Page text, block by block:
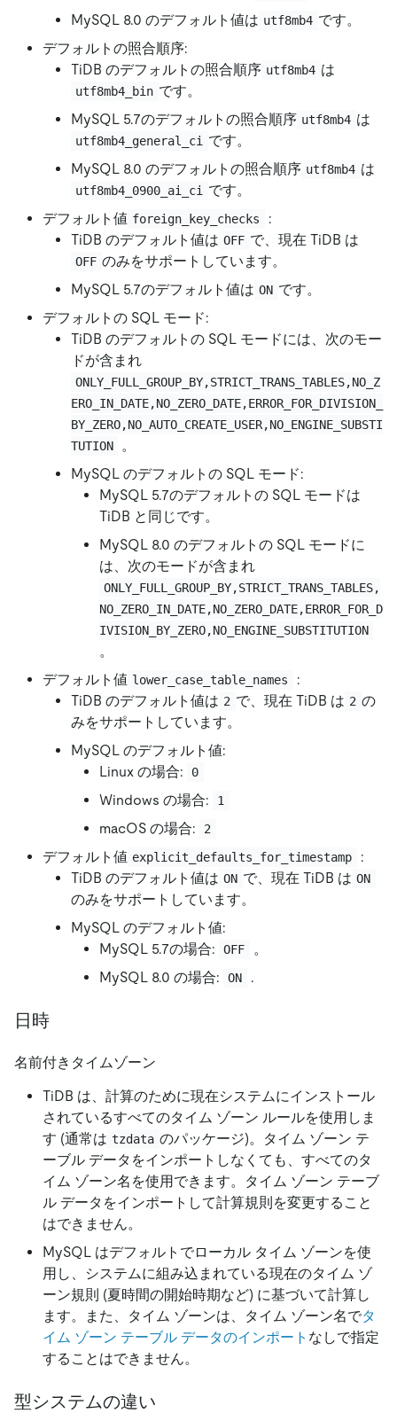
MySQL 8.0 のデフォルト値は utf8mb4 です。
デフォルトの照合順序:
TiDB のデフォルトの照合順序 utf8mb4 は
utf8mb4_bin です。
MySQL 5.7のデフォルトの照合順序 utf8mb4 は
utf8mb4_general_ci
です。
MySQL 8.0 のデフォルトの照合順序 utf8mb4 は
utf8mb4_0900_ai_ci
です。
デフォルト値 foreign_key_checks
:
TiDB のデフォルト値は OFF で、現在 TiDB は
OFF のみをサポートしています。
MySQL 5.7のデフォルト値は ON です。
デフォルトの SQL モード:
TiDB のデフォルトの SQL モードには、次のモー
ドが含まれ
ONLY_FULL_GROUP_BY,STRICT_TRANS_TABLES,NO_Z
ERO_IN_DATE,NO_ZERO_DATE,ERROR_FOR_DIVISION_
BY_ZERO,NO_AUTO_CREATE_USER,NO_ENGINE_SUBSTI
TUTION
。
MySQL のデフォルトの SQL モード:
MySQL 5.7のデフォルトの SQL モードは
TiDB と同じです。
MySQL 8.0 のデフォルトの SQL モードに
は、次のモードが含まれ
ONLY_FULL_GROUP_BY,STRICT_TRANS_TABLES,
NO_ZERO_IN_DATE,NO_ZERO_DATE,ERROR_FOR_D
IVISION_BY_ZERO,NO_ENGINE_SUBSTITUTION
。
デフォルト値 lower_case_table_names
:
TiDB のデフォルト値は 2 で、現在 TiDB は 2 の
みをサポートしています。
MySQL のデフォルト値:
Linux の場合:
0
Windows の場合: 1
macOS の場合: 2
デフォルト値 explicit_defaults_for_timestamp
:
TiDB のデフォルト値は ON で、現在 TiDB は ON
のみをサポートしています。
MySQL のデフォルト値:
MySQL 5.7の場合:
OFF
。
MySQL 8.0 の場合:
ON .
日時
名前付きタイムゾーン
TiDB は、計算のために現在システムにインストール
されているすべてのタイム ゾーン ルールを使用しま
す (通常は tzdata のパッケージ)。タイム ゾーン テ
ーブル データをインポートしなくても、すべてのタ
イム ゾーン名を使用できます。タイム ゾーン テーブ
ル データをインポートして計算規則を変更すること
はできません。
MySQL はデフォルトでローカル タイム ゾーンを使
用し、システムに組み込まれている現在のタイム ゾ
ーン規則 (夏時間の開始時期など) に基づいて計算し
ます。また、タイム ゾーンは、タイム ゾーン名でタ
イム ゾーン テーブル データのインポート なしで指定
することはできません。
型システムの違い